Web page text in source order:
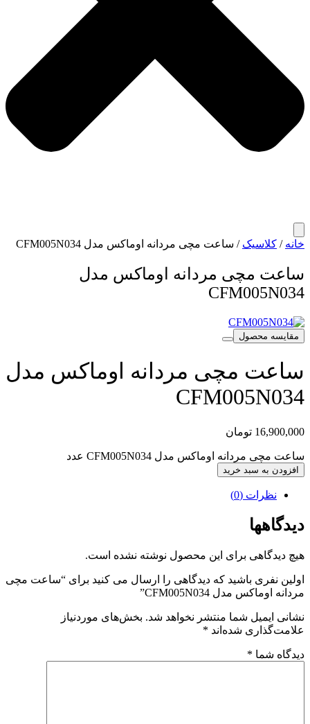
خانه / کلاسیک / ساعت مچی مردانه اوماکس مدل CFM005N034
ساعت مچی مردانه اوماکس مدل
CFM005N034
مقایسه محصول
ساعت مچی مردانه اوماکس مدل
CFM005N034
16,900,000 تومان
ساعت مچی مردانه اوماکس مدل CFM005N034 عدد
افزودن به سبد خرید
نظرات (0)
دیدگاهها
هیچ دیدگاهی برای این محصول نوشته نشده است.
اولین نفری باشید که دیدگاهی را ارسال می کنید برای “ساعت مچی
مردانه اوماکس مدل CFM005N034”
نشانی ایمیل شما منتشر نخواهد شد. بخش‌های موردنیاز
علامت‌گذاری شده‌اند *
دیدگاه شما *